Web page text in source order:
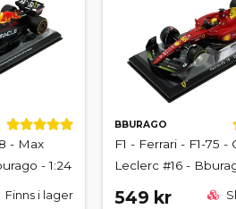
- Max
- 1:24
Finns i lager
BBURAGO
F1 - Ferrari - F1-75 -
Leclerc #16 -
549 kr